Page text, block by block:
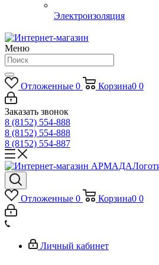
Электроизоляция
Меню
Отложенные 0 Корзина0 0
Заказать звонок
8 (8152) 554-888
8 (8152) 554-888
8 (8152) 554-887
Отложенные 0 Корзина0 0
Личный кабинет